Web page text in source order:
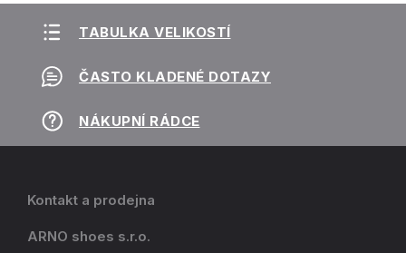
TABULKA VELIKOSTÍ
ČASTO KLADENÉ DOTAZY
NÁKUPNÍ RÁDCE
Kontakt a prodejna
ARNO shoes s.r.o.